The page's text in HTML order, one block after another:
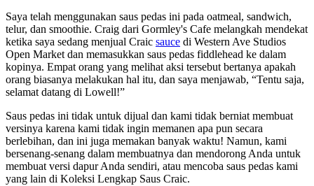
Saya telah menggunakan saus pedas ini pada oatmeal, sandwich,
telur, dan smoothie. Craig dari Gormley's Cafe melangkah mendekat
ketika saya sedang menjual Craic sauce di Western Ave Studios
Open Market dan memasukkan saus pedas fiddlehead ke dalam
kopinya. Empat orang yang melihat aksi tersebut bertanya apakah
orang biasanya melakukan hal itu, dan saya menjawab, “Tentu saja,
selamat datang di Lowell!”
Saus pedas ini tidak untuk dijual dan kami tidak berniat membuat
versinya karena kami tidak ingin memanen apa pun secara
berlebihan, dan ini juga memakan banyak waktu! Namun, kami
bersenang-senang dalam membuatnya dan mendorong Anda untuk
membuat versi dapur Anda sendiri, atau mencoba saus pedas kami
yang lain di Koleksi Lengkap Saus Craic.